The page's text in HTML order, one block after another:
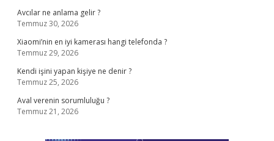
Avcılar ne anlama gelir ?
Temmuz 30, 2026
Xiaomi’nin en iyi kamerası hangi telefonda ?
Temmuz 29, 2026
Kendi işini yapan kişiye ne denir ?
Temmuz 25, 2026
Aval verenin sorumluluğu ?
Temmuz 21, 2026